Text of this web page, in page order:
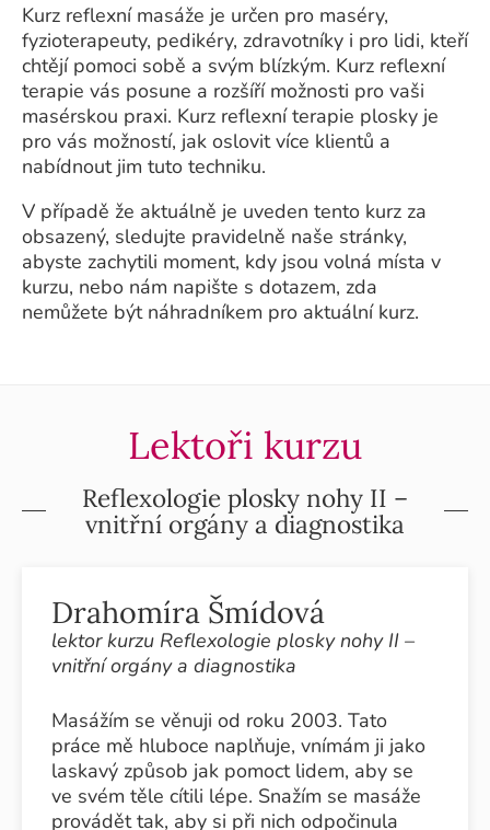
Kurz reflexní masáže je určen pro maséry,
fyzioterapeuty, pedikéry, zdravotníky i pro lidi, kteří
chtějí pomoci sobě a svým blízkým. Kurz reflexní
terapie vás posune a rozšíří možnosti pro vaši
masérskou praxi. Kurz reflexní terapie plosky je
pro vás možností, jak oslovit více klientů a
nabídnout jim tuto techniku.
V případě že aktuálně je uveden tento kurz za
obsazený, sledujte pravidelně naše stránky,
abyste zachytili moment, kdy jsou volná místa v
kurzu, nebo nám napište s dotazem, zda
nemůžete být náhradníkem pro aktuální kurz.
Lektoři kurzu
Reflexologie plosky nohy II –
vnitřní orgány a diagnostika
Drahomíra Šmídová
lektor kurzu Reflexologie plosky nohy II –
vnitřní orgány a diagnostika
Masážím se věnuji od roku 2003. Tato
práce mě hluboce naplňuje, vnímám ji jako
laskavý způsob jak pomoct lidem, aby se
ve svém těle cítili lépe. Snažím se masáže
provádět tak, aby si při nich odpočinula